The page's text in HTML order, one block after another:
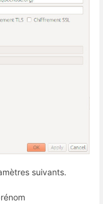
suivants.